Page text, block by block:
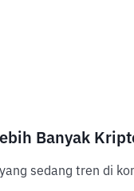
Banyak
sedang tren di